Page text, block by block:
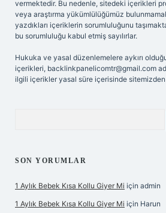
vermektedir. Bu nedenle, sitedeki içerikleri
veya araştırma yükümlülüğümüz
yazdıkları içeriklerin sorumluluğunu
bu sorumluluğu kabul etmiş sayılırlar.
Hukuka ve yasal düzenlemelere aykırı
içerikleri, backlinkpanelicomtr@gmail.com
ilgili içerikler yasal süre içerisinde sitemizden
SON YORUMLAR
1 Aylık Bebek Kısa Kollu Giyer Mi için admin
1 Aylık Bebek Kısa Kollu Giyer Mi için Harun